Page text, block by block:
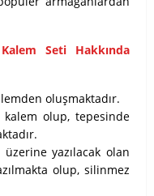
Seti Hakkında
oluşmaktadır.
olup, tepesinde
yazılacak olan
olup, silinmez